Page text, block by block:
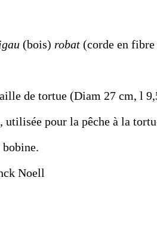
(bois) robat (corde en fibre
de tortue (Diam 27 cm, l
utilisée pour la pêche à la
Noell